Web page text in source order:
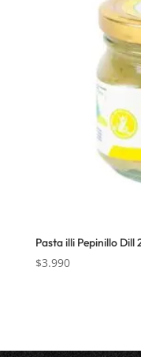
Pasta illi Pepinillo Dill
$3.990